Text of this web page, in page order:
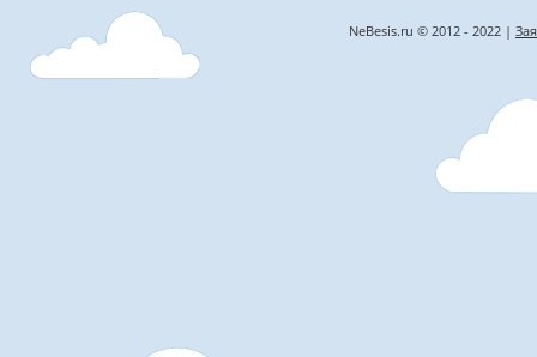
NeBesis.ru © 2012 - 2022 |